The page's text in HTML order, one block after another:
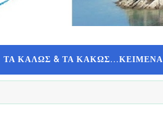
ΤΑ ΚΑΛΩΣ & ΤΑ ΚΑΚΩΣ...ΚΕΙΜΕΝΑ